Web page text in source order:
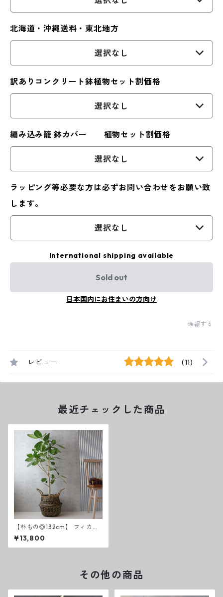
北海道・沖縄送料・東北地方
選択なし
訳ありコンクリート鉢植物セット割価格
選択なし
編み込み籠 鉢カバー 植物セット割価格
選択なし
ラッピング等必要な方は必ずお問い合わせをお願い致
します。
選択なし
International shipping available
Sold out
日本国内にお住まいの方向け
通報する
レビュー (11)
最近チェックした商品
【朴もの◎132cm】 フィカス
ベンガレンシス 朴仕立て 観葉
植物 室内 大型
¥13,800
その他の商品